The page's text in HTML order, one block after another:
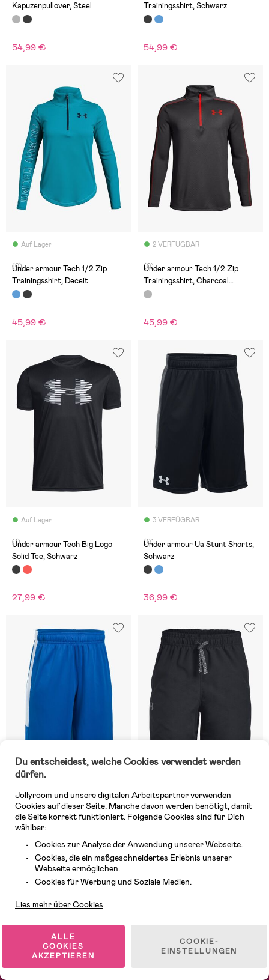
Kapuzenpullover, Steel
54,99 €
Trainingsshirt, Schwarz
54,99 €
Auf Lager
(0)
Under armour Tech 1/2 Zip
Trainingsshirt, Deceit
45,99 €
2 VERFÜGBAR
(0)
Under armour Tech 1/2 Zip
Trainingsshirt, Charcoal
Medium Heat
45,99 €
Auf Lager
(1)
Under armour Tech Big Logo
Solid Tee, Schwarz
27,99 €
3 VERFÜGBAR
(0)
Under armour Ua Stunt Shorts,
Schwarz
36,99 €
10 VERFÜGBAR
(0)
Under armour Ua Stunt Shorts,
Ultra Blue
36,99 €
Auf Lager
(2)
Under Armour Woven Graphic
1
Du entscheidest, welche Cookies verwendet werden
dürfen.
Jollyroom und unsere digitalen Arbeitspartner verwenden
Cookies auf dieser Seite. Manche davon werden benötigt, damit
die Seite korrekt funktioniert. Folgende Cookies sind für Dich
wählbar:
Cookies zur Analyse der Anwendung unserer Webseite.
Cookies, die ein maßgeschneidertes Erlebnis unserer
Webseite ermöglichen.
Cookies für Werbung und Soziale Medien.
Lies mehr über Cookies
ALLE
COOKIES
AKZEPTIEREN
COOKIE-
EINSTELLUNGEN